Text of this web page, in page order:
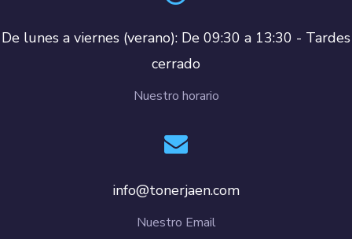
De lunes a viernes (verano): De 09:30 a 13:30 - Tardes
cerrado
Nuestro horario
info@tonerjaen.com
Nuestro Email